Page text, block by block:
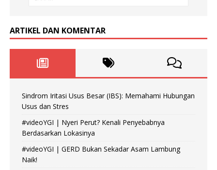
ARTIKEL DAN KOMENTAR
Sindrom Iritasi Usus Besar (IBS): Memahami Hubungan
Usus dan Stres
#videoYGI | Nyeri Perut? Kenali Penyebabnya
Berdasarkan Lokasinya
#videoYGI | GERD Bukan Sekadar Asam Lambung
Naik!